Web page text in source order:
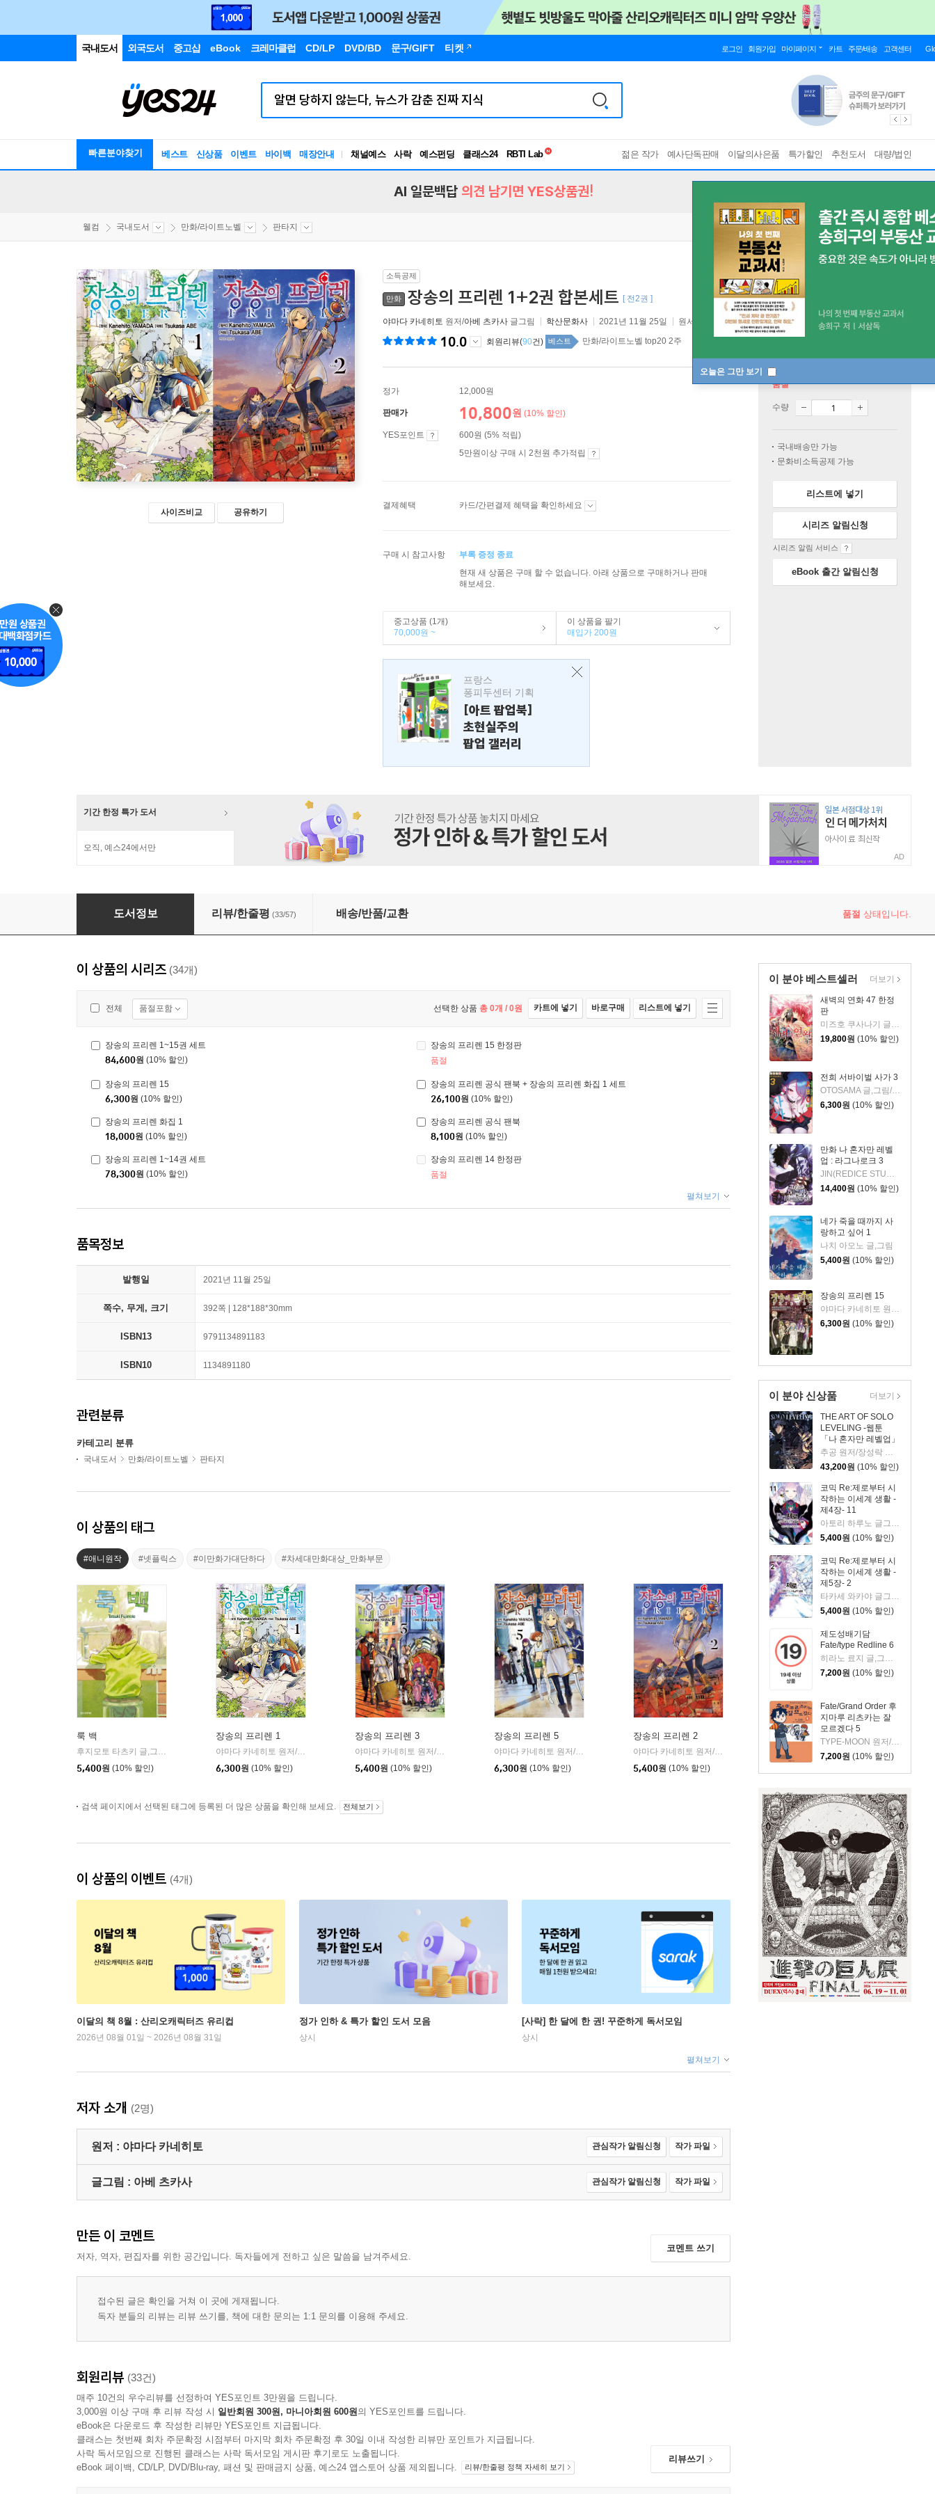
국내도서 외국도서 중고샵 eBook 크레마클럽 CD/LP DVD/BD 문구/GIFT 티켓 로그인 회원가입 마이페이지 카트 주문/배송 고객센터
빠른분야찾기 베스트 신상품 이벤트 바이백 매장안내 채널예스 사락 예스펀딩 클래스24
RBTI Lab
독서유형검사
젊은 작가 예사단독판매 이달의사은품 특가할인 추천도서 대량/법인
오늘은 그만 보기
AI 일문백답 의견 남기면 YES상품권!
웰컴 국내도서 만화/라이트노벨 판타지
사이즈비교 공유하기
소득공제
만화 장송의 프리렌 1+2권 합본세트 [ 전2권 ]
야마다 카네히토 원저/아베 츠카사 글그림 학산문화사 2021년 11월 25일 원서 : 葬送のフリ-レン
10.0 회원리뷰(90건) 베스트 만화/라이트노벨 top20 2주
정가 12,000원
판매가 10,800원 (10% 할인)
YES포인트
600원 (5% 적립)
5만원이상 구매 시 2천원 추가적립
결제혜택 카드/간편결제 혜택을 확인하세요
구매 시 참고사항
부록 증정 종료
현재 새 상품은 구매 할 수 없습니다. 아래 상품으로 구매하거나 판매
해보세요.
중고상품 (1개)
70,000원 ~
이 상품을 팔기
매입가 200원
프랑스
퐁피두센터 기획
[아트 팝업북]
초현실주의
팝업 갤러리
품절
수량
국내배송만 가능
문화비소득공제 가능
리스트에 넣기
시리즈 알림신청
시리즈 알림 서비스
eBook 출간 알림신청
기간 한정 특가 도서
오직, 예스24에서만
AD
장송의 프리렌 1+2권 합본세트
도서정보 리뷰/한줄평 (33/57) 배송/반품/교환 품절 상태입니다.
이 분야 베스트셀러
새벽의 연화 47 한정
판
미즈호 쿠사나기 글그림
19,800원 (10% 할인)
전희 서바이벌 사가 3
6,300원 (10% 할인)
만화 나 혼자만 레벨
업 : 라그나로크 3
JIN(REDICE STUDIO) 글그림/당도(REDICE STUDIO) 글/다울 원저
14,400원 (10% 할인)
네가 죽을 때까지 사
랑하고 싶어 1
나치 아오노 글,그림
5,400원 (10% 할인)
장송의 프리렌 15
6,300원 (10% 할인)
더보기
이 분야 신상품
THE ART OF SOLO
LEVELING -웹툰
「나 혼자만 레벨업」
공식 아트북-
추공 원저/장성락 그림
43,200원 (10% 할인)
코믹 Re:제로부터 시
작하는 이세계 생활 -
제4장- 11
아토리 하루노 글그림/나가츠키 탓페이 원저/김동수 역
5,400원 (10% 할인)
코믹 Re:제로부터 시
작하는 이세계 생활 -
제5장- 2
타카세 와카야 글그림/나가츠키 탓페이 원저/김동수 역
5,400원 (10% 할인)
제도성배기담
Fate/type Redline 6
히라노 료지 글,그림/케이켄치,TYPE-MOON 원저/정홍식 역
7,200원 (10% 할인)
Fate/Grand Order 후
지마루 리츠카는 잘
모르겠다 5
TYPE-MOON 원저/츠치다 글그림/정홍식 역
7,200원 (10% 할인)
더보기
이 상품의 시리즈 (34개)
전체 품절포함 선택한 상품 총 0개 / 0원 카트에 넣기 바로구매 리스트에 넣기
장송의 프리렌 1~15권 세트
84,600원 (10% 할인)
장송의 프리렌 15 한정판
품절
장송의 프리렌 15
6,300원 (10% 할인)
장송의 프리렌 공식 팬북 + 장송의 프리렌 화집 1 세트
26,100원 (10% 할인)
장송의 프리렌 화집 1
18,000원 (10% 할인)
장송의 프리렌 공식 팬북
8,100원 (10% 할인)
장송의 프리렌 1~14권 세트
78,300원 (10% 할인)
장송의 프리렌 14 한정판
품절
펼쳐보기
품목정보
발행일 2021년 11월 25일
쪽수, 무게, 크기 392쪽 | 128*188*30mm
ISBN13 9791134891183
ISBN10 1134891180
관련분류
카테고리 분류
국내도서 만화/라이트노벨 판타지
이 상품의 태그
#애니원작 #넷플릭스 #이만화가대단하다 #차세대만화대상_만화부문
룩 백
후지모토 타츠키 글,그림
5,400원 (10% 할인)
장송의 프리렌 1
야마다 카네히토 원저/아베 츠카사 글그림 | 학산문화사
6,300원 (10% 할인)
장송의 프리렌 3
야마다 카네히토 원저/아베 츠카사 글그림 | 학산문화사
5,400원 (10% 할인)
장송의 프리렌 5
야마다 카네히토 원저/아베 츠카사 글그림 | 학산문화사
6,300원 (10% 할인)
장송의 프리렌 2
야마다 카네히토 원저/아베 츠카사 글그림 |
학산문화사
5,400원 (10% 할인)
검색 페이지에서 선택된 태그에 등록된 더 많은 상품을 확인해 보세요. 전체보기
이 상품의 이벤트 (4개)
이달의 책 8월 : 산리오캐릭터즈 유리컵
2026년 08월 01일 ~ 2026년 08월 31일
정가 인하 & 특가 할인 도서 모음
상시
[사락] 한 달에 한 권! 꾸준하게 독서모임
상시
펼쳐보기
저자 소개 (2명)
원저 : 야마다 카네히토 관심작가 알림신청 작가 파일
글그림 : 아베 츠카사 관심작가 알림신청 작가 파일
만든 이 코멘트
저자, 역자, 편집자를 위한 공간입니다. 독자들에게 전하고 싶은 말씀을 남겨주세요.
코멘트 쓰기
접수된 글은 확인을 거쳐 이 곳에 게재됩니다.
독자 분들의 리뷰는 리뷰 쓰기를, 책에 대한 문의는 1:1 문의를 이용해 주세요.
회원리뷰 (33건)
매주 10건의 우수리뷰를 선정하여 YES포인트 3만원을 드립니다.
3,000원 이상 구매 후 리뷰 작성 시 일반회원 300원, 마니아회원 600원의 YES포인트를 드립니다.
eBook은 다운로드 후 작성한 리뷰만 YES포인트 지급됩니다.
클래스는 첫번째 회차 주문확정 시점부터 마지막 회차 주문확정 후 30일 이내 작성한 리뷰만 포인트가 지급됩니다.
사락 독서모임으로 진행된 클래스는 사락 독서모임 게시판 후기로도 노출됩니다.
eBook 페이백, CD/LP, DVD/Blu-ray, 패션 및 판매금지 상품, 예스24 앱스토어 상품 제외됩니다.
리뷰/한줄평 정책 자세히 보기
리뷰쓰기